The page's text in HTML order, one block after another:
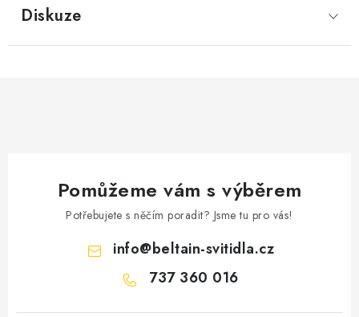
Diskuze
Pomůžeme vám s výběrem
Potřebujete s něčím poradit? Jsme tu pro vás!
info@beltain-svitidla.cz
737 360 016